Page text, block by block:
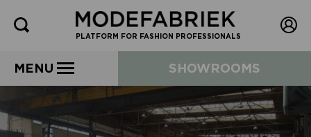
PLATFORM FOR FASHION PROFESSIONALS
MENU SHOWROOMS